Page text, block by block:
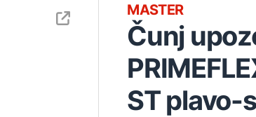
Čunj
ST plavo-
MASTER